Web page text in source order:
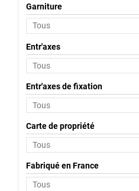
Garniture
Entr'axes
Entr'axes de fixation
Carte de propriété
Fabriqué en France